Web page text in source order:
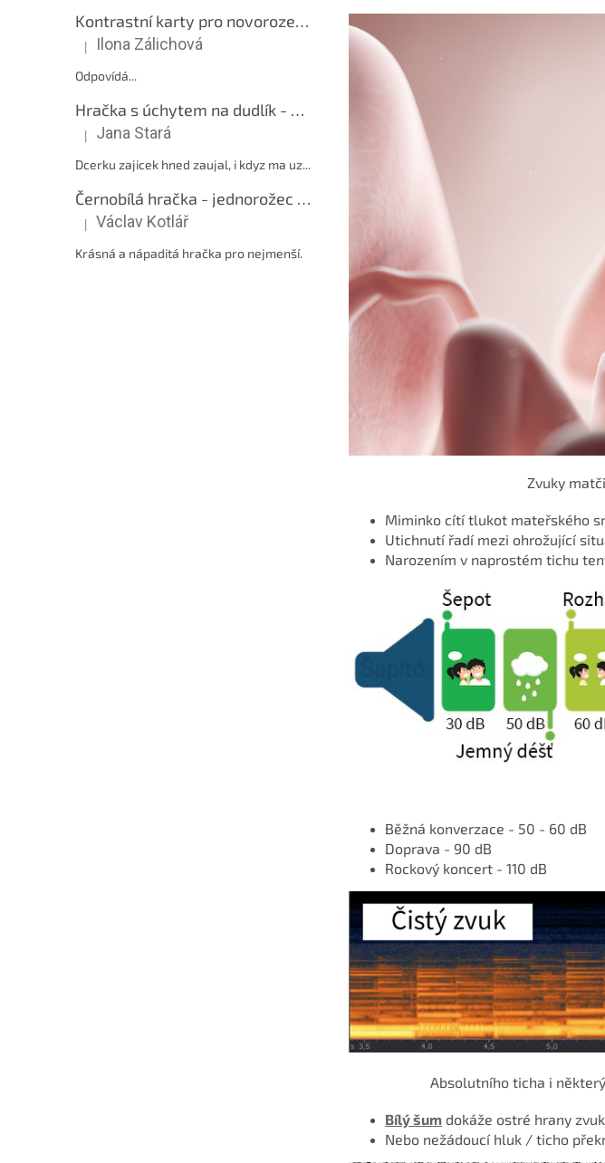
Kontrastní karty pro novorozence - Kontrasty
Hodnocení produktu je 5 z 5 hvězdiček.
| Ilona Zálichová
Odpovídá...
Hračka s úchytem na dudlík - Zajíček růžový
Hodnocení produktu je 5 z 5 hvězdiček.
| Jana Stará
Dcerku zajicek hned zaujal, i kdyz ma uz...
Černobílá hračka - jednorožec růžový
Hodnocení produktu je 5 z 5 hvězdiček.
| Václav Kotlář
Krásná a nápaditá hračka pro nejmenší.
Zvuky
Miminko cítí tlukot mateřského
Utichnutí řadí mezi ohrožující
Narozením v naprostém tichu
Běžná konverzace - 50 - 60 dB
Doprava - 90 dB
Rockový koncert - 110 dB
Absolutního ticha i
Bílý šum dokáže ostré hrany
Nebo nežádoucí hluk / ticho